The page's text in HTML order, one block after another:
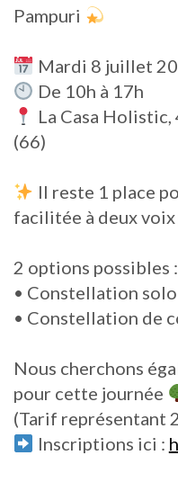
Pampuri
Mardi 8 juillet
De 10h à 17h
La Casa
(66)
Il reste 1 place
facilitée à deux voix
2 options possibles :
• Constellation
• Constellation de
Nous cherchons
pour cette journée
(Tarif représentant
Inscriptions ici :